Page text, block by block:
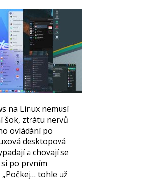
na Linux nemusí
šok, ztrátu nervů
ovládání po
desktopová
a chovají se
po prvním
tohle už